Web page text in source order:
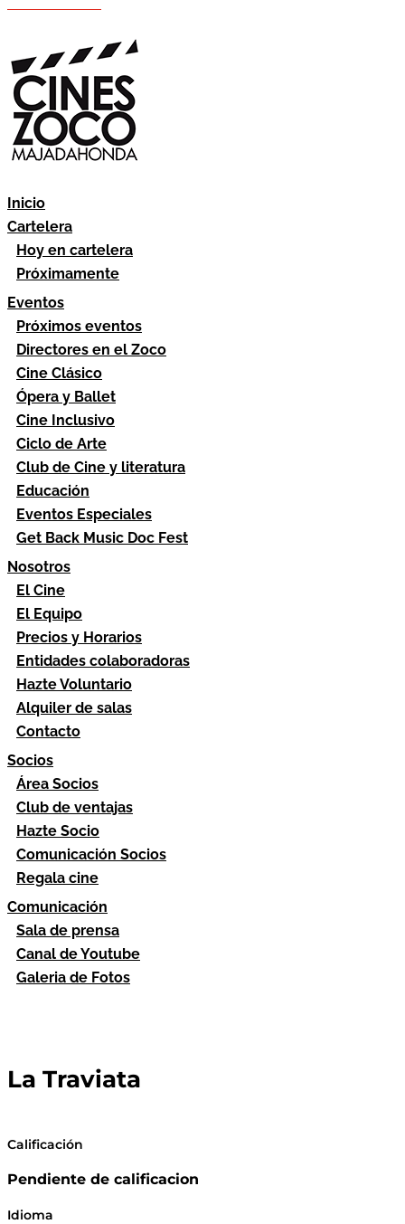
Inicio
Cartelera
Hoy en cartelera
Próximamente
Eventos
Próximos eventos
Directores en el Zoco
Cine Clásico
Ópera y Ballet
Cine Inclusivo
Ciclo de Arte
Club de Cine y literatura
Educación
Eventos Especiales
Get Back Music Doc Fest
Nosotros
El Cine
El Equipo
Precios y Horarios
Entidades colaboradoras
Hazte Voluntario
Alquiler de salas
Contacto
Socios
Área Socios
Club de ventajas
Hazte Socio
Comunicación Socios
Regala cine
Comunicación
Sala de prensa
Canal de Youtube
Galeria de Fotos
La Traviata
Calificación
Pendiente de calificacion
Idioma